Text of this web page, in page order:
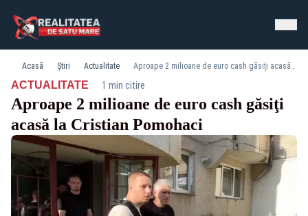
Acasă Știri Actualitate Aproape 2 milioane de euro cash găsiţi acasă la Cristian Pomohaci
ACTUALITATE· 1 min citire
Aproape 2 milioane de euro cash găsiţi
acasă la Cristian Pomohaci